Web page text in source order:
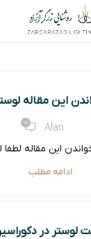
این مقاله
Alan
0
این مقاله لطفا
ادامه مطلب
لوستر در